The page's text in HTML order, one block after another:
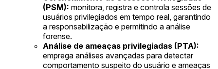
(PSM): monitora, registra e controla sessões de
usuários privilegiados em tempo real, garantindo
a responsabilização e permitindo a análise
forense.
Análise de ameaças privilegiadas (PTA):
emprega análises avançadas para detectar
comportamento suspeito do usuário e ameaças